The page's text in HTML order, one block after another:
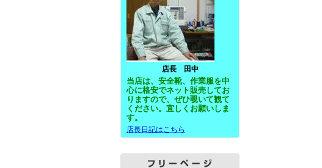
店長 田中
当店は、安全靴、作業服を中
心に格安でネット販売してお
りますので、ぜひ覗いて観て
ください。宜しくお願いしま
す。
店長日記はこちら